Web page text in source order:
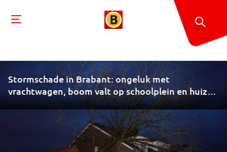
Stormschade in Brabant: ongeluk met
vrachtwagen, boom valt op schoolplein en huizen
beschadigd